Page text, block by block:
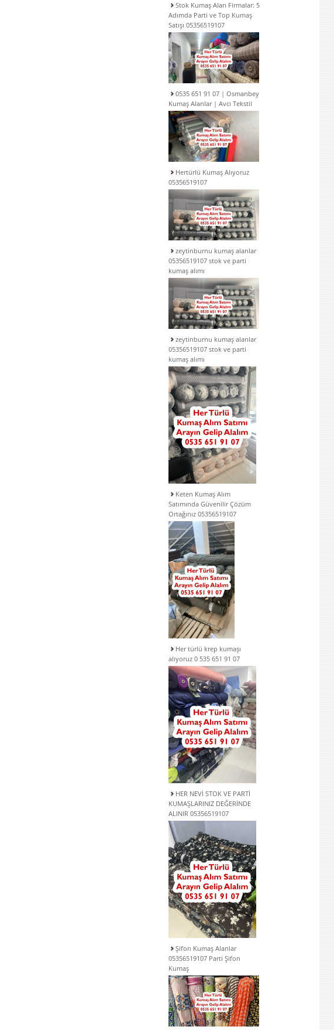
Stok Kumaş Alan Firmalar: 5
Adımda Parti ve Top Kumaş
Satışı 05356519107
0535 651 91 07 | Osmanbey
Kumaş Alanlar | Avcı Tekstil
Hertürlü Kumaş Alıyoruz
05356519107
zeytinburnu kumaş alanlar
05356519107 stok ve parti
kumaş alımı
zeytinburnu kumaş alanlar
05356519107 stok ve parti
kumaş alımı
Keten Kumaş Alım
Satımında Güvenilir Çözüm
Ortağınız 05356519107
Her türlü krep kumaşı
alıyoruz 0 535 651 91 07
HER NEVİ STOK VE PARTİ
KUMAŞLARINIZ DEĞERİNDE
ALINIR 05356519107
Şifon Kumaş Alanlar
05356519107 Parti Şifon
Kumaş